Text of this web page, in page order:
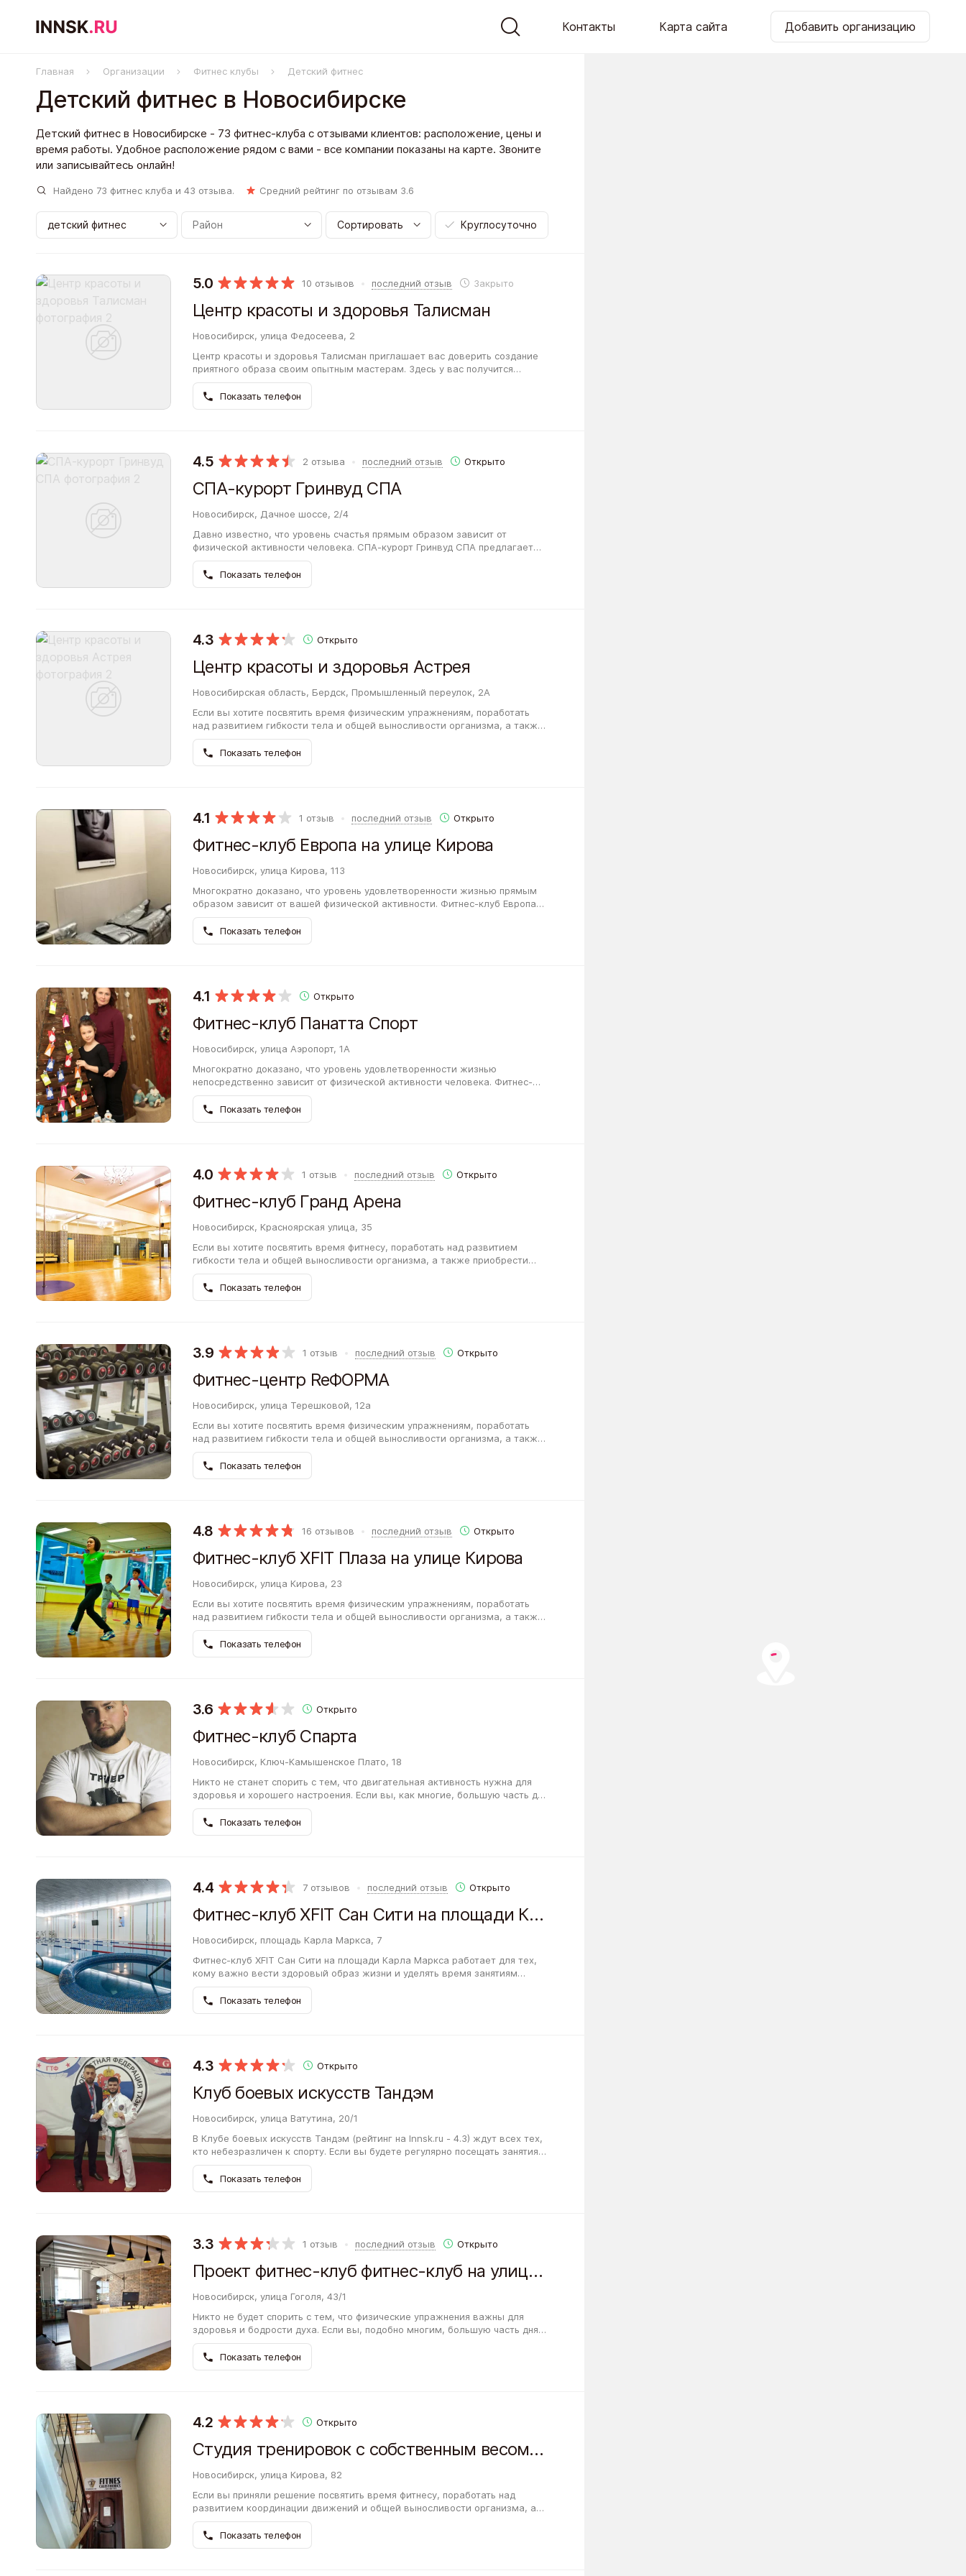
Контакты Карта сайта Добавить организацию
Главная Организации Фитнес клубы Детский фитнес
Детский фитнес в Новосибирске
Детский фитнес в Новосибирске - 73 фитнес-клуба с отзывами клиентов: расположение, цены и
время работы. Удобное расположение рядом с вами - все компании показаны на карте. Звоните
или записывайтесь онлайн!
Найдено 73 фитнес клуба и 43 отзыва. Средний рейтинг по отзывам 3.6
Сортировать Круглосуточно
5.0 10 отзывов последний отзыв Закрыто
Центр красоты и здоровья Талисман
Новосибирск, улица Федосеева, 2
Центр красоты и здоровья Талисман приглашает вас доверить создание
приятного образа своим опытным мастерам. Здесь у вас получится
посетить специалистов нескольких бьюти-направлений разом,
благодаря…
Показать телефон
4.5 2 отзыва последний отзыв Открыто
СПА-курорт Гринвуд СПА
Новосибирск, Дачное шоссе, 2/4
Давно известно, что уровень счастья прямым образом зависит от
физической активности человека. СПА-курорт Гринвуд СПА предлагает
жителям Новосибирска фитнес-программы, разработанные
квалифицированными…
Показать телефон
4.3 Открыто
Центр красоты и здоровья Астрея
Новосибирская область, Бердск, Промышленный переулок, 2А
Если вы хотите посвятить время физическим упражнениям, поработать
над развитием гибкости тела и общей выносливости организма, а также
открыть для себя полезное и интересное хобби, то Центр красоты…
Показать телефон
4.1 1 отзыв последний отзыв Открыто
Фитнес-клуб Европа на улице Кирова
Новосибирск, улица Кирова, 113
Многократно доказано, что уровень удовлетворенности жизнью прямым
образом зависит от вашей физической активности. Фитнес-клуб Европа
на улице Кирова предлагает жителям Новосибирска фитнес-программы,…
Показать телефон
4.1 Открыто
Фитнес-клуб Панатта Спорт
Новосибирск, улица Аэропорт, 1А
Многократно доказано, что уровень удовлетворенности жизнью
непосредственно зависит от физической активности человека. Фитнес-
клуб Панатта Спорт предлагает жителям Новосибирска фитнес-
программы,…
Показать телефон
4.0 1 отзыв последний отзыв Открыто
Фитнес-клуб Гранд Арена
Новосибирск, Красноярская улица, 35
Если вы хотите посвятить время фитнесу, поработать над развитием
гибкости тела и общей выносливости организма, а также приобрести
полезное и интересное хобби, то Фитнес-клуб Гранд Арена - это…
Показать телефон
3.9 1 отзыв последний отзыв Открыто
Фитнес-центр ReФОРМА
Новосибирск, улица Терешковой, 12а
Если вы хотите посвятить время физическим упражнениям, поработать
над развитием гибкости тела и общей выносливости организма, а также
открыть для себя полезное и увлекательное хобби, то Фитнес-центр…
Показать телефон
4.8 16 отзывов последний отзыв Открыто
Фитнес-клуб XFIT Плаза на улице Кирова
Новосибирск, улица Кирова, 23
Если вы хотите посвятить время физическим упражнениям, поработать
над развитием гибкости тела и общей выносливости организма, а также
найти себе полезное и увлекательное хобби, то Фитнес-клуб…
Показать телефон
3.6 Открыто
Фитнес-клуб Спарта
Новосибирск, Ключ-Камышенское Плато, 18
Никто не станет спорить с тем, что двигательная активность нужна для
здоровья и хорошего настроения. Если вы, как многие, большую часть дня
проводите в помещении, делая бумажную или компьютерную…
Показать телефон
4.4 7 отзывов последний отзыв Открыто
Фитнес-клуб XFIT Сан Сити на площади Карла Маркса
Новосибирск, площадь Карла Маркса, 7
Фитнес-клуб XFIT Сан Сити на площади Карла Маркса работает для тех,
кому важно вести здоровый образ жизни и уделять время занятиям
спортом. В помещениях, оборудованных всем необходимым, вы
сможете…Показать телефон
4.3 Открыто
Клуб боевых искусств Тандэм
Новосибирск, улица Ватутина, 20/1
В Клубе боевых искусств Тандэм (рейтинг на Innsk.ru - 4.3) ждут всех тех,
кто небезразличен к спорту. Если вы будете регулярно посещать занятия и
следовать требованиям местного тренера, у вас…
Показать телефон
3.3 1 отзыв последний отзыв Открыто
Проект фитнес-клуб фитнес-клуб на улице Гоголя
Новосибирск, улица Гоголя, 43/1
Никто не будет спорить с тем, что физические упражнения важны для
здоровья и бодрости духа. Если вы, подобно многим, большую часть дня
проводите в помещении за сидячей работой, то фитнес центр…
Показать телефон
4.2 Открыто
Студия тренировок с собственным весом Клуб Русской Атлетики
Новосибирск, улица Кирова, 82
Если вы приняли решение посвятить время фитнесу, поработать над
развитием координации движений и общей выносливости организма, а
также приобрести полезное и увлекательное хобби, то Студия
тренировок…
Показать телефон